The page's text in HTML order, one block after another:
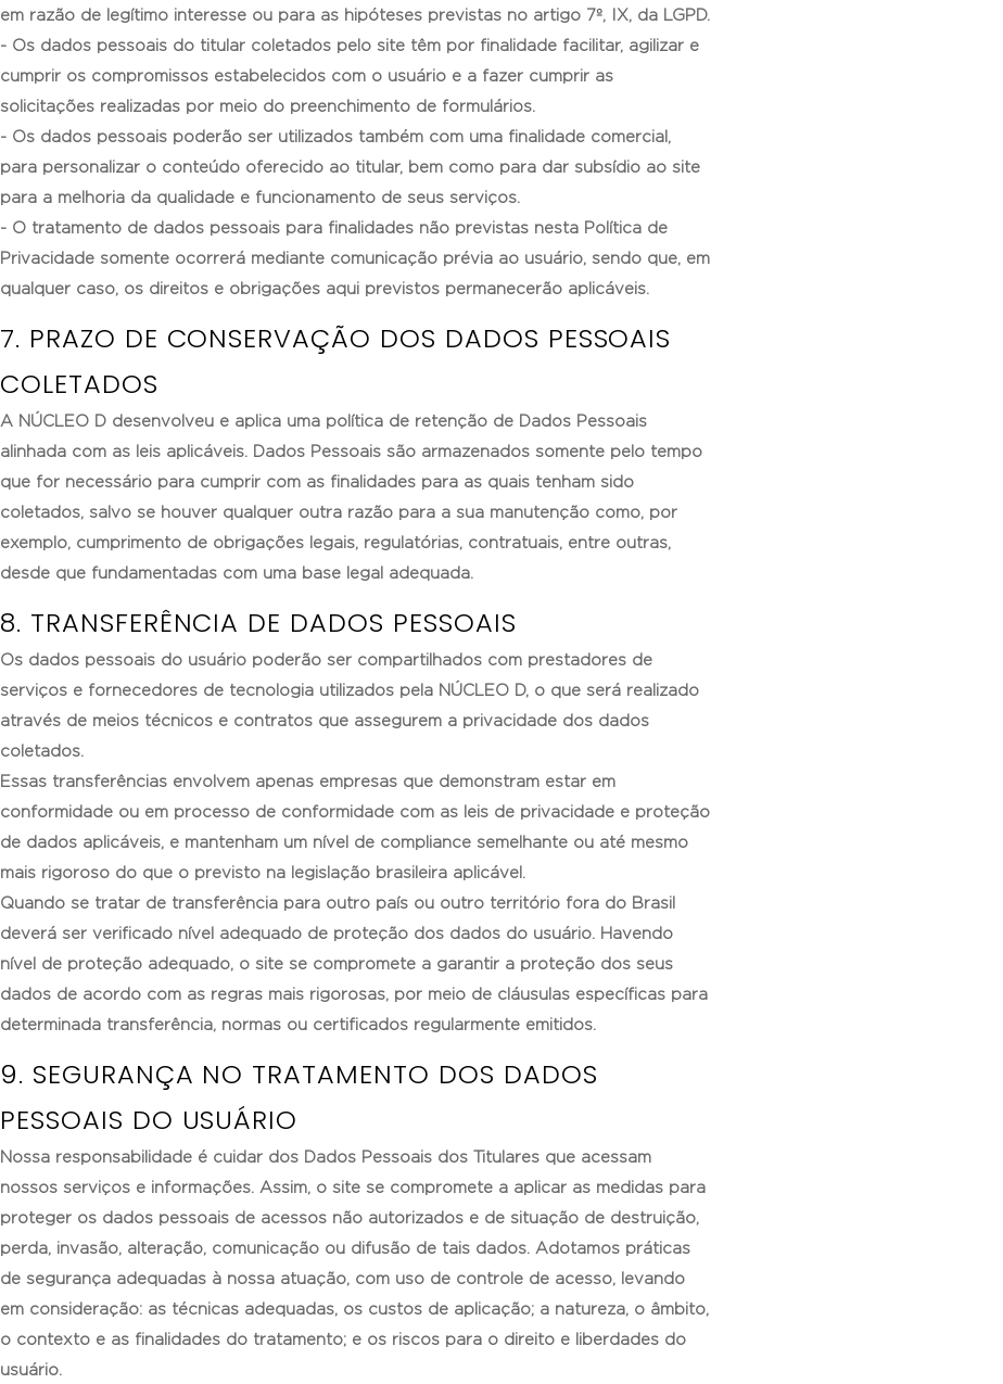
em razão de legítimo interesse ou para as hipóteses previstas no artigo 7º, IX, da LGPD.
- Os dados pessoais do titular coletados pelo site têm por finalidade facilitar, agilizar e
cumprir os compromissos estabelecidos com o usuário e a fazer cumprir as
solicitações realizadas por meio do preenchimento de formulários.
- Os dados pessoais poderão ser utilizados também com uma finalidade comercial,
para personalizar o conteúdo oferecido ao titular, bem como para dar subsídio ao site
para a melhoria da qualidade e funcionamento de seus serviços.
- O tratamento de dados pessoais para finalidades não previstas nesta Política de
Privacidade somente ocorrerá mediante comunicação prévia ao usuário, sendo que, em
qualquer caso, os direitos e obrigações aqui previstos permanecerão aplicáveis.
7. PRAZO DE CONSERVAÇÃO DOS DADOS PESSOAIS
COLETADOS
A NÚCLEO D desenvolveu e aplica uma política de retenção de Dados Pessoais
alinhada com as leis aplicáveis. Dados Pessoais são armazenados somente pelo tempo
que for necessário para cumprir com as finalidades para as quais tenham sido
coletados, salvo se houver qualquer outra razão para a sua manutenção como, por
exemplo, cumprimento de obrigações legais, regulatórias, contratuais, entre outras,
desde que fundamentadas com uma base legal adequada.
8. TRANSFERÊNCIA DE DADOS PESSOAIS
Os dados pessoais do usuário poderão ser compartilhados com prestadores de
serviços e fornecedores de tecnologia utilizados pela NÚCLEO D, o que será realizado
através de meios técnicos e contratos que assegurem a privacidade dos dados
coletados.
Essas transferências envolvem apenas empresas que demonstram estar em
conformidade ou em processo de conformidade com as leis de privacidade e proteção
de dados aplicáveis, e mantenham um nível de compliance semelhante ou até mesmo
mais rigoroso do que o previsto na legislação brasileira aplicável.
Quando se tratar de transferência para outro país ou outro território fora do Brasil
deverá ser verificado nível adequado de proteção dos dados do usuário. Havendo
nível de proteção adequado, o site se compromete a garantir a proteção dos seus
dados de acordo com as regras mais rigorosas, por meio de cláusulas específicas para
determinada transferência, normas ou certificados regularmente emitidos.
9. SEGURANÇA NO TRATAMENTO DOS DADOS
PESSOAIS DO USUÁRIO
Nossa responsabilidade é cuidar dos Dados Pessoais dos Titulares que acessam
nossos serviços e informações. Assim, o site se compromete a aplicar as medidas para
proteger os dados pessoais de acessos não autorizados e de situação de destruição,
perda, invasão, alteração, comunicação ou difusão de tais dados. Adotamos práticas
de segurança adequadas à nossa atuação, com uso de controle de acesso, levando
em consideração: as técnicas adequadas, os custos de aplicação; a natureza, o âmbito,
o contexto e as finalidades do tratamento; e os riscos para o direito e liberdades do
usuário.